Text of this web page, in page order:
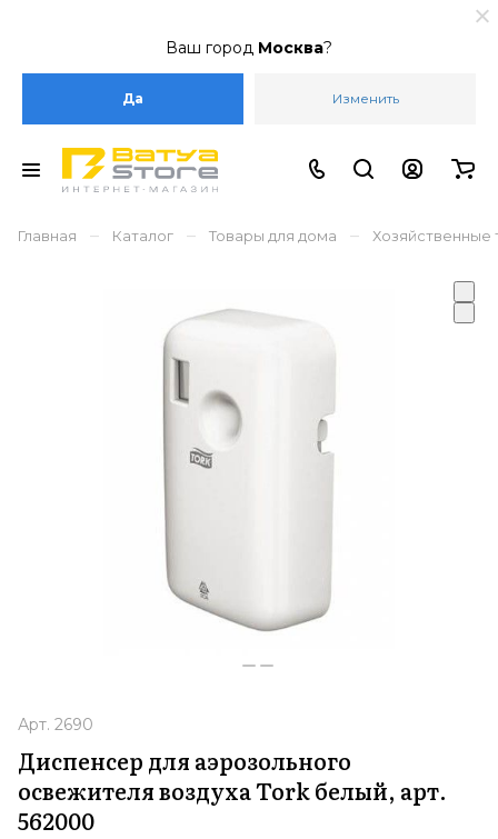
Ваш город Москва?
Да Изменить
Главная – Каталог – Товары для дома – Хозяйственные
Арт. 2690
Диспенсер для аэрозольного
освежителя воздуха Tork белый, арт.
562000